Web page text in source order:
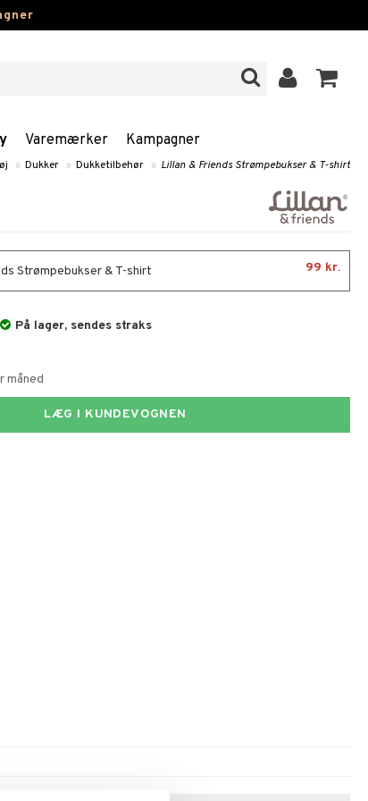
Varemærker Kampagner
» Dukker » Dukketilbehør » Lillan & Friends Strømpebukser & T-shirt
Strømpebukser & T-shirt 99 kr.
På lager, sendes straks
måned
LÆG I KUNDEVOGNEN